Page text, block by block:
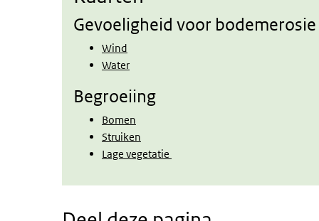
Gevoeligheid voor
Wind
Water
Begroeiing
Bomen
Struiken
Lage vegetatie